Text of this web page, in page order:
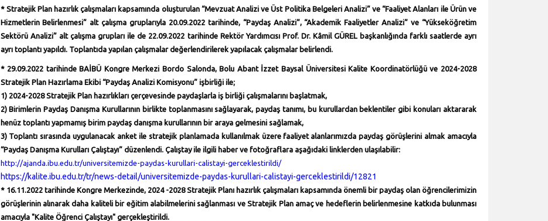
* Stratejik Plan hazırlık çalışmaları kapsamında oluşturulan “Mevzuat Analizi ve Üst Politika Belgeleri Analizi” ve “Faaliyet Alanları ile Ürün ve
Hizmetlerin Belirlenmesi” alt çalışma gruplarıyla 20.09.2022 tarihinde, “Paydaş Analizi”, “Akademik Faaliyetler Analizi” ve “Yükseköğretim
Sektörü Analizi” alt çalışma grupları ile de 22.09.2022 tarihinde Rektör Yardımcısı Prof. Dr. Kâmil GÜREL başkanlığında farklı saatlerde ayrı
ayrı toplantı yapıldı. Toplantıda yapılan çalışmalar değerlendirilerek yapılacak çalışmalar belirlendi.
* 29.09.2022 tarihinde BAİBÜ Kongre Merkezi Bordo Salonda, Bolu Abant İzzet Baysal Üniversitesi Kalite Koordinatörlüğü ve 2024-2028
Stratejik Plan Hazırlama Ekibi “Paydaş Analizi Komisyonu” işbirliği ile;
1) 2024-2028 Stratejik Plan hazırlıkları çerçevesinde paydaşlarla iş birliği çalışmalarını başlatmak,
2) Birimlerin Paydaş Danışma Kurullarının birlikte toplanmasını sağlayarak, paydaş tanımı, bu kurullardan beklentiler gibi konuları aktararak
henüz toplantı yapmamış birim paydaş danışma kurullarının bir araya gelmesini sağlamak,
3) Toplantı sırasında uygulanacak anket ile stratejik planlamada kullanılmak üzere faaliyet alanlarımızda paydaş görüşlerini almak amacıyla
“Paydaş Danışma Kurulları Çalıştayı” düzenlendi. Çalıştay ile ilgili haber ve fotoğraflara aşağıdaki linklerden ulaşılabilir:
http://ajanda.ibu.edu.tr/universitemizde-paydas-kurullari-calistayi-gerceklestirildi/
https://kalite.ibu.edu.tr/tr/news-detail/universitemizde-paydas-kurullari-calistayi-gerceklestirildi/12821
* 16.11.2022 tarihinde Kongre Merkezinde, 2024 -2028 Stratejik Planı hazırlık çalışmaları kapsamında önemli bir paydaş olan öğrencilerimizin
görüşlerinin alınarak daha kaliteli bir eğitim alabilmelerini sağlanması ve Stratejik Plan amaç ve hedeflerin belirlenmesine katkıda bulunması
amacıyla "Kalite Öğrenci Çalıştayı" gerçekleştirildi.